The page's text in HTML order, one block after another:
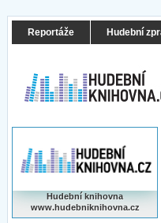
Reportáže Hudební
Hudební knihovna
www.hudebniknihovna.cz